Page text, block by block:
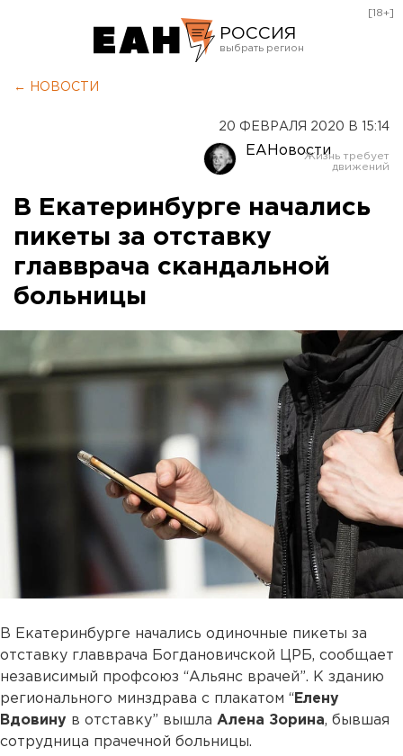
РОССИЯ
Оренбург
[18+]
← НОВОСТИ
20 ФЕВРАЛЯ 2020 В 15:14
ЕАНовости
В Екатеринбурге начались
пикеты за отставку
главврача скандальной
больницы
В Екатеринбурге начались одиночные пикеты за
отставку главврача Богдановичской ЦРБ, сообщает
независимый профсоюз “Альянс врачей”. К зданию
регионального минздрава с плакатом “ Елену
Вдовину в отставку” вышла Алена Зорина, бывшая
сотрудница прачечной больницы.